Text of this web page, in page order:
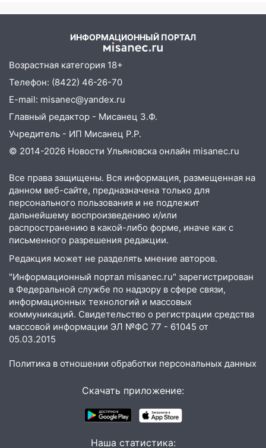
06:45 Императорский мост в
утра 10 августа
05:18 Судьба готовит сюрприз: гороскоп
на 8 августа — кому повезет с
деньгами, а кого ждет неожиданная
встреча
04:47 В Ульяновской области объявили
ракетную опасность: звучат сирены
07.08.2026
20:40 Ульяновские аграрии смогут
купить тракторы с отсрочкой платежа
до декабря
19:34 В следственном управлении
состоялось торжественное
мероприятие, приуроченное к
празднованию Дня сотрудника органов
следствия Российской Федерации
19:30 Ульяновцев приглашают
поддержать «Симбирскую чебурашку»
на фестивале «ФормАРТ»
18:11 Ульяновская область стала
«Культурное долголетие»
Прогноз погоды в Ульяновской
В реанимацию Ульяновской
областной больницы поступили шесть
ИНФОРМАЦИОННЫЙ ПОРТАЛ
Возрастная категория 18+
Телефон: (8422) 46-26-70
E-mail: misanec@yandex.ru
Главный редактор - Мисанец З.Ф.
Учредитель - ИП Мисанец Р.Р.
© 2014-2026 Новости Ульяновска онлайн misanec.ru
Все права защищены. Вся информация, размещенная на
данном веб-сайте, предназначена только для
персонального пользования и не подлежит
дальнейшему воспроизведению и/или
распространению в какой-либо форме, иначе как с
письменного разрешения редакции.
Редакция может не разделять мнение авторов.
"Информационный портал misanec.ru" зарегистрирован
в Федеральной службе по надзору в сфере связи,
информационных технологий и массовых
коммуникаций. Свидетельство о регистрации средства
массовой информации ЭЛ №ФС 77 - 61045 от
05.03.2015
Политика в отношении обработки персональных данных
Скачать приложение:
Наша статистика: